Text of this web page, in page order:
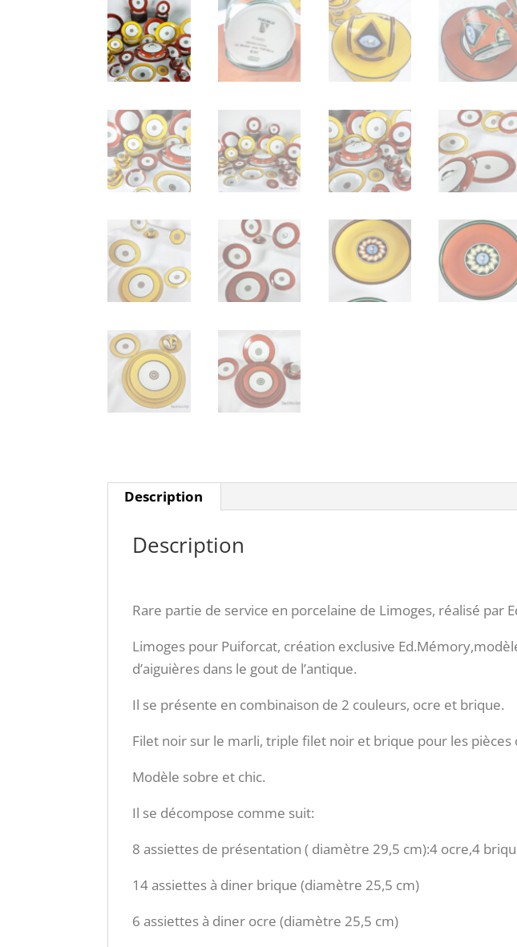
Description
Description
Rare partie de service en porcelaine de Limoges, réalisé par
Limoges pour Puiforcat, création exclusive
d’aiguières dans le gout de l’antique.
Il se présente en combinaison de 2 couleurs, ocre et brique.
Filet noir sur le marli, triple filet noir et brique pour les
Modèle sobre et chic.
Il se décompose comme suit:
8 assiettes de présentation ( diamètre 29,5 cm):4 ocre,4
14 assiettes à diner brique (diamètre 25,5 cm)
6 assiettes à diner ocre (diamètre 25,5 cm)